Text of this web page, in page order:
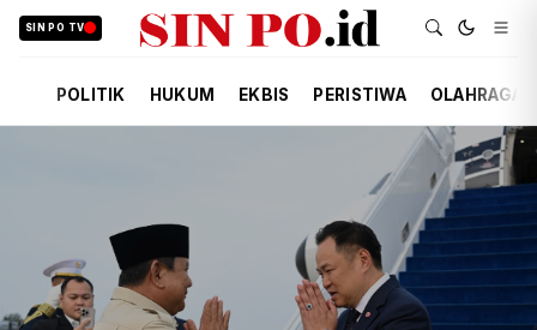
SIN PO TV
POLITIK HUKUM EKBIS PERISTIWA OLAHRAGA